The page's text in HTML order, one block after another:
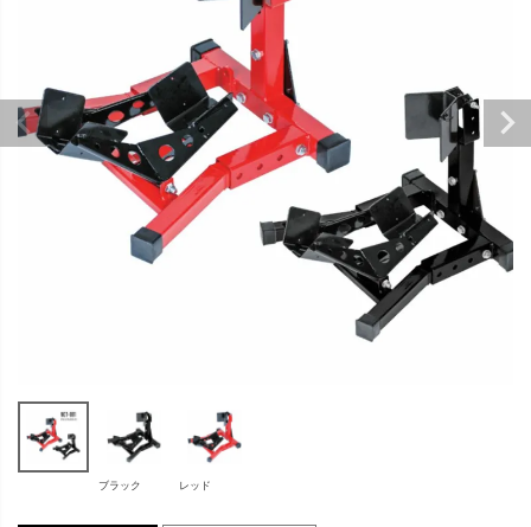
ブラック レッド